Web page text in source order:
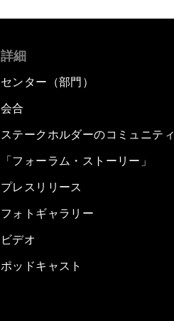
詳細
センター（部門）
会合
ステークホルダーのコミュニティ
「フォーラム・ストーリー」
プレスリリース
フォトギャラリー
ビデオ
ポッドキャスト